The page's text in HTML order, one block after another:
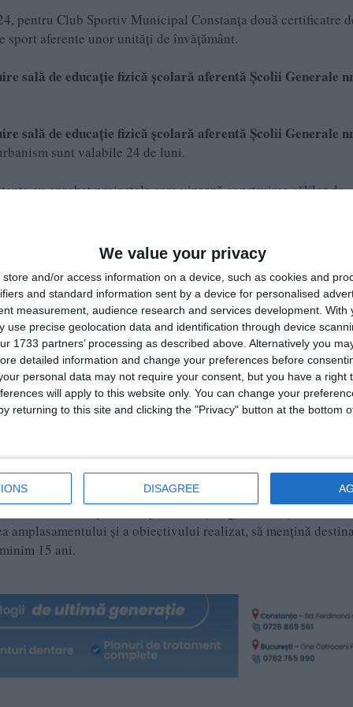
We value your privacy
store and/or access information on a device, such as cookies and
and standard information sent by a device for personalised
measurement, audience research and services development. With
use precise geolocation data and identification through device
1733 partners’ processing as described above. Alternatively you
detailed information and change your preferences before
personal data may not require your consent, but you have a right
will apply to this website only. You can change your
returning to this site and clicking the "Privacy" button at the bottom
DISAGREE
pentru Club Sportiv Municipal Constanța două certificatre
sport aferente unor unități de învățământ.
sală de educație fizică școlară aferentă Școlii Generale
sală de educație fizică școlară aferentă Școlii Generale
sunt valabile 24 de luni.
au aprobat proiectele care vizează construirea sălilor de
și alte două din Palazu Mare.
care prevede predarea către Ministerul Dezvoltării,
de Investiții a amplasamentului și asigurarea
– Construire sală de educație fizică școlară, la Școala nr.
către Ministerul Dezvoltării, Lucrărilor Publice și
amplasamentului și asigurarea condițiilor în vederea
de sport școlară în Școala Generală nr. 14 și Grădinița nr.
nr. 177/21.04.2023, pentru predarea către Ministerul
Națională de Investiții a amplasamentului și
„Proiect pilot – Construire sală de educație fizică școlară
nr.70.
și asigurarea finanțării cheltuielilor aferente racordurilor la
necesare pentru depozitarea și organizarea șantierului.
amplasamentului și a obiectivului realizat, să mențină
15 ani.